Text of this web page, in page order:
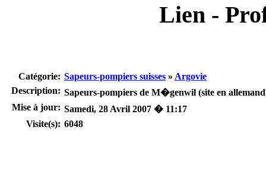
Lien -
Catégorie: Sapeurs-pompiers suisses » Argovie
Description: Sapeurs-pompiers de M�genwil (site en
Mise à jour: Samedi, 28 Avril 2007 � 11:17
Visite(s): 6048